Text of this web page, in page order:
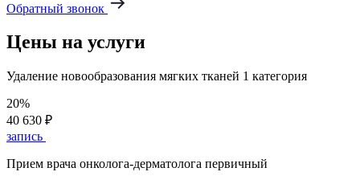
Обратный звонок
Цены на услуги
Удаление новообразования мягких тканей 1 категория
20%
40 630 ₽
запись
Прием врача онколога-дерматолога первичный